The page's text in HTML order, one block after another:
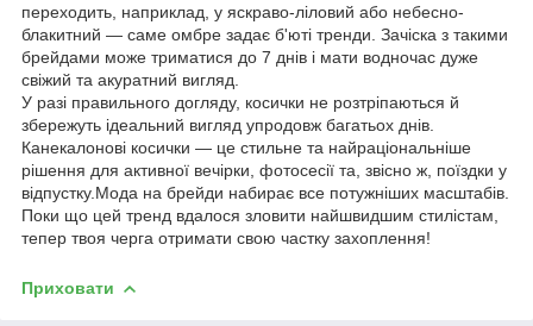
переходить, наприклад, у яскраво-ліловий або небесно-
блакитний — саме омбре задає б'юті тренди. Зачіска з такими
брейдами може триматися до 7 днів і мати водночас дуже
свіжий та акуратний вигляд.
У разі правильного догляду, косички не розтріпаються й
збережуть ідеальний вигляд упродовж багатьох днів.
Канекалонові косички — це стильне та найраціональніше
рішення для активної вечірки, фотосесії та, звісно ж, поїздки у
відпустку.Мода на брейди набирає все потужніших масштабів.
Поки що цей тренд вдалося зловити найшвидшим стилістам,
тепер твоя черга отримати свою частку захоплення!
Приховати